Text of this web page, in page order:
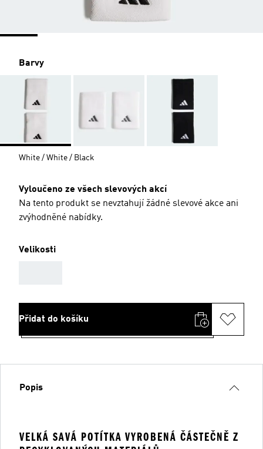
Barvy
White / White / Black
Vyloučeno ze všech slevových akcí
Na tento produkt se nevztahují žádné slevové akce ani
zvýhodněné nabídky.
Velikosti
Přidat do košíku
Popis
VELKÁ SAVÁ POTÍTKA VYROBENÁ ČÁSTEČNĚ Z